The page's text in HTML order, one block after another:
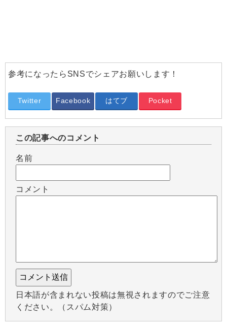
参考になったらSNSでシェアお願いします！
Twitter Facebook はてブ Pocket
この記事へのコメント
名前
コメント
日本語が含まれない投稿は無視されますのでご注意
ください。（スパム対策）